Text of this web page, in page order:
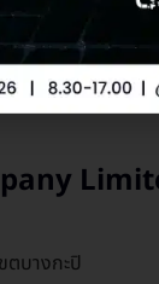
ตบางกะปิ